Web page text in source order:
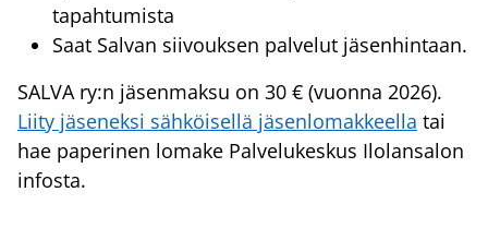
tapahtumista
Saat Salvan siivouksen palvelut jäsenhintaan.
SALVA ry:n jäsenmaksu on 30 € (vuonna 2026).
Liity jäseneksi sähköisellä jäsenlomakkeella tai
hae paperinen lomake Palvelukeskus Ilolansalon
infosta.